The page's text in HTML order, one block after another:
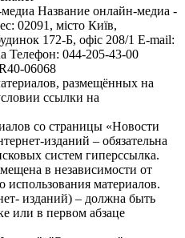
Название онлайн-медиа -
02091, місто Київ,
172-Б, офіс 208/1 E-mail:
Телефон: 044-205-43-00
06068
размещённых на
ссылки на
со страницы «Новости
изданий – обязательна
систем гиперссылка.
в независимости от
использования материалов.
изданий) – должна быть
или в первом абзаце